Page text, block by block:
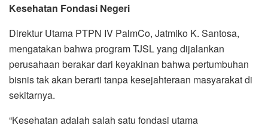
Kesehatan Fondasi Negeri
Direktur Utama PTPN IV PalmCo, Jatmiko K. Santosa,
mengatakan bahwa program TJSL yang dijalankan
perusahaan berakar dari keyakinan bahwa pertumbuhan
bisnis tak akan berarti tanpa kesejahteraan masyarakat di
sekitarnya.
“Kesehatan adalah salah satu fondasi utama